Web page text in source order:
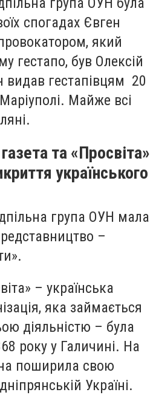
спогадах Євген
який
гестапо, був Олексій
видав гестапівцям 20
Майже всі
та «Просвіта»
українського
група ОУН мала
–
– українська
яка займається
діяльністю – була
року у Галичині. На
поширила свою
Україні.